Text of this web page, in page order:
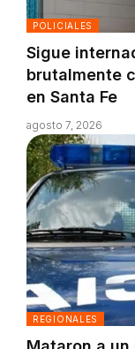
POLICIALES
Sigue
brutalmente
en Santa Fe
agosto 7, 2026
REGIONALES